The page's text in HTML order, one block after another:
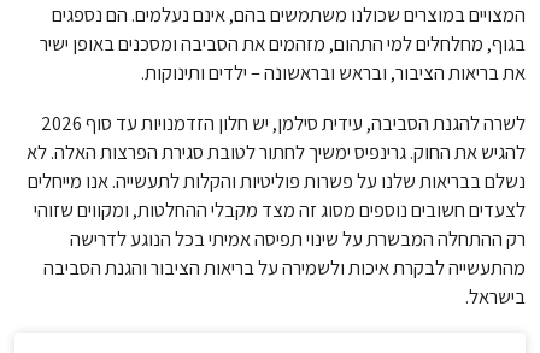
המצויים במוצרים שכולנו משתמשים בהם, אינם נעלמים. הם נספגים
בגוף, מחלחלים למי התהום, מזהמים את הסביבה ומסכנים באופן ישיר
את בריאות הציבור, ובראש ובראשונה – ילדים ותינוקות.
לשרה להגנת הסביבה, עידית סילמן, יש חלון הזדמנויות עד סוף 2026
להגיש את החוק. גרינפיס ימשיך לחתור לטובת סגירת הפרצות האלה. לא
נשלם בבריאות שלנו על פשרות פוליטיות והקלות לתעשייה. אנו מייחלים
לצעדים חשובים נוספים מסוג זה מצד מקבלי ההחלטות, ומקווים שזוהי
רק ההתחלה המבשרת על שינוי תפיסה אמיתי בכל הנוגע לדרישה
מהתעשייה לבקרת איכות ולשמירה על בריאות הציבור והגנת הסביבה
בישראל.